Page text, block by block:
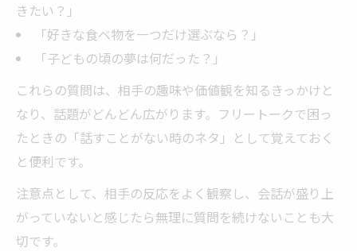
きたい？」
「好きな食べ物を一つだけ選ぶなら？」
「子どもの頃の夢は何だった？」
これらの質問は、相手の趣味や価値観を知るきっかけと
なり、話題がどんどん広がります。フリートークで困っ
たときの「話すことがない時のネタ」として覚えておく
と便利です。
注意点として、相手の反応をよく観察し、会話が盛り上
がっていないと感じたら無理に質問を続けないことも大
切です。